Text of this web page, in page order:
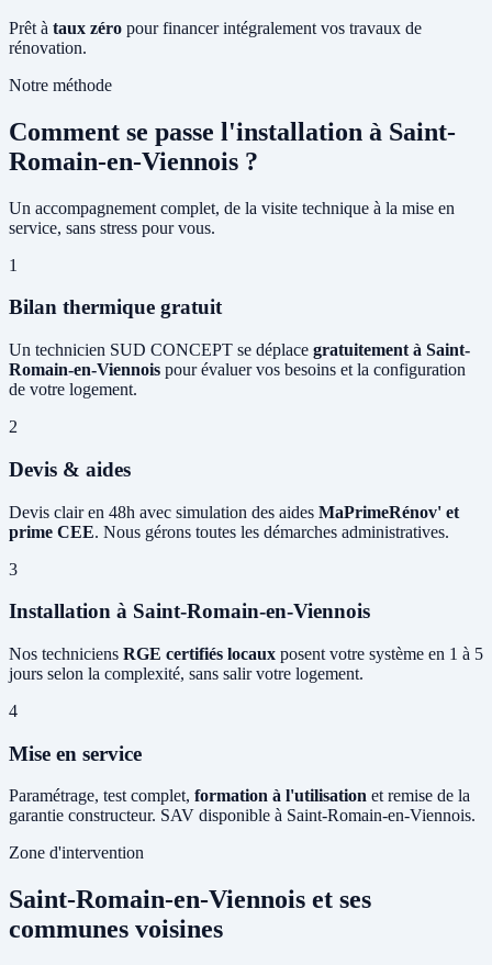
Prêt à taux zéro pour financer intégralement vos travaux de
rénovation.
Notre méthode
Comment se passe l'installation à Saint-
Romain-en-Viennois ?
Un accompagnement complet, de la visite technique à la mise en
service, sans stress pour vous.
1
Bilan thermique gratuit
Un technicien SUD CONCEPT se déplace gratuitement à Saint-
Romain-en-Viennois pour évaluer vos besoins et la configuration
de votre logement.
2
Devis & aides
Devis clair en 48h avec simulation des aides MaPrimeRénov' et
prime CEE. Nous gérons toutes les démarches administratives.
3
Installation à Saint-Romain-en-Viennois
Nos techniciens RGE certifiés locaux posent votre système en 1 à 5
jours selon la complexité, sans salir votre logement.
4
Mise en service
Paramétrage, test complet, formation à l'utilisation et remise de la
garantie constructeur. SAV disponible à Saint-Romain-en-Viennois.
Zone d'intervention
Saint-Romain-en-Viennois et ses
communes voisines